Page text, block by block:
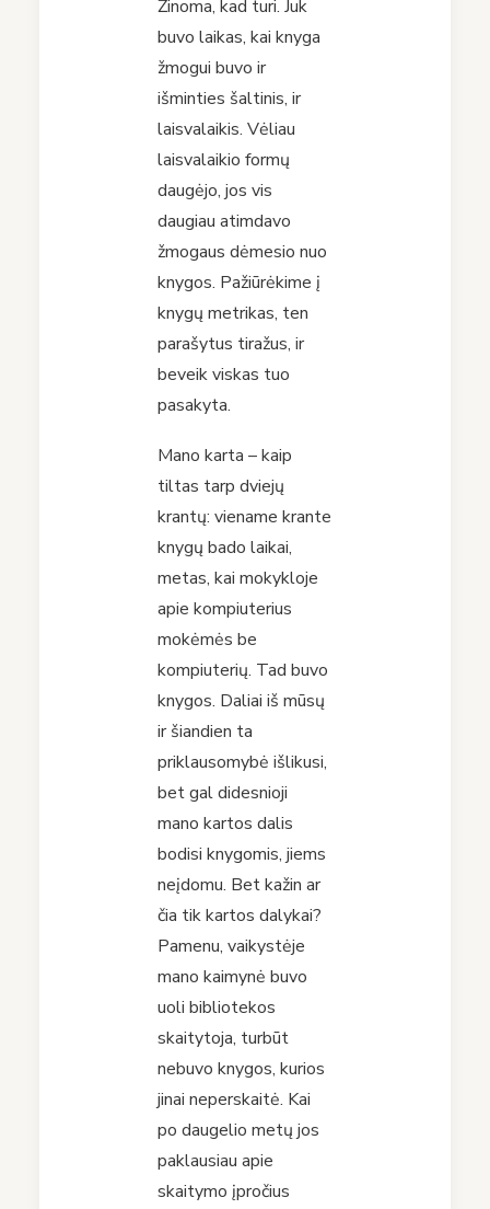
Žinoma, kad turi. Juk
buvo laikas, kai knyga
žmogui buvo ir
išminties šaltinis, ir
laisvalaikis. Vėliau
laisvalaikio formų
daugėjo, jos vis
daugiau atimdavo
žmogaus dėmesio nuo
knygos. Pažiūrėkime į
knygų metrikas, ten
parašytus tiražus, ir
beveik viskas tuo
pasakyta.
Mano karta – kaip
tiltas tarp dviejų
krantų: viename krante
knygų bado laikai,
metas, kai mokykloje
apie kompiuterius
mokėmės be
kompiuterių. Tad buvo
knygos. Daliai iš mūsų
ir šiandien ta
priklausomybė išlikusi,
bet gal didesnioji
mano kartos dalis
bodisi knygomis, jiems
neįdomu. Bet kažin ar
čia tik kartos dalykai?
Pamenu, vaikystėje
mano kaimynė buvo
uoli bibliotekos
skaitytoja, turbūt
nebuvo knygos, kurios
jinai neperskaitė. Kai
po daugelio metų jos
paklausiau apie
skaitymo įpročius